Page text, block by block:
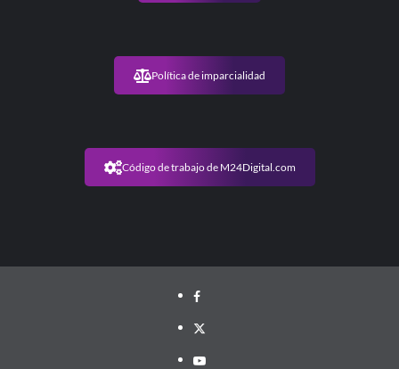
Política de imparcialidad
Código de trabajo de M24Digital.com